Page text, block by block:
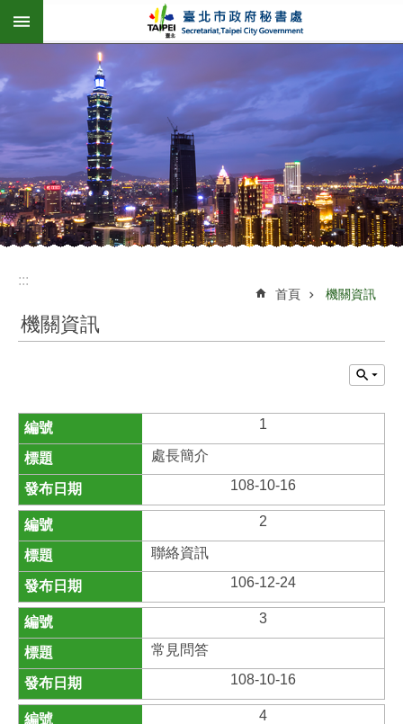
跳到主要內容區塊
:::
首頁 機關資訊
機關資訊
1
處長簡介
108-10-16
2
聯絡資訊
106-12-24
3
常見問答
108-10-16
4